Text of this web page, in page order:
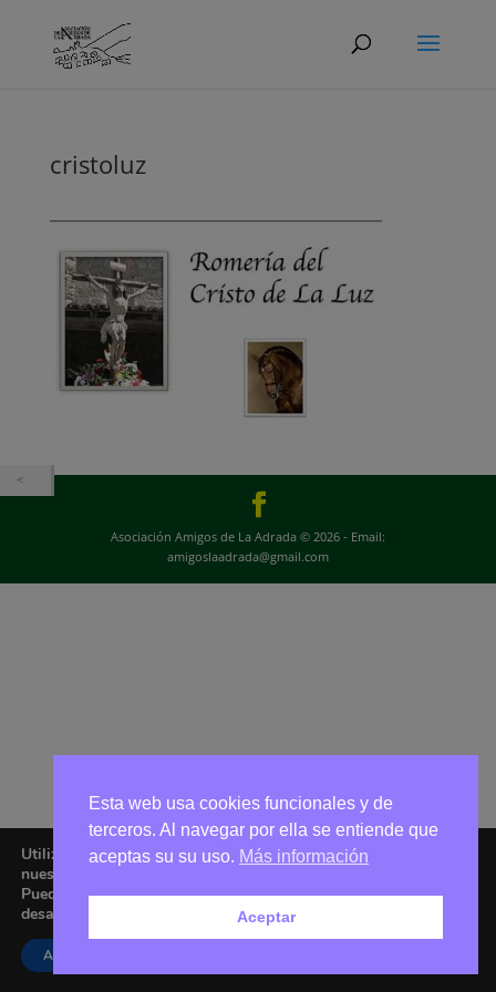
cristoluz
Asociación Amigos de La Adrada © 2026 - Email:
amigoslaadrada@gmail.com
Utilizamos cookies para ofrecerte la mejor experiencia en
nuestra web.
Puedes aprender más sobre qué cookies utilizamos o
desactivarlas en los
Aceptar
Esta web usa cookies funcionales y de
terceros. Al navegar por ella se entiende que
aceptas su su uso. Más información
Aceptar